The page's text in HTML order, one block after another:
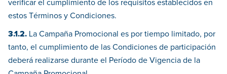
verificar el cumplimiento de los requisitos establecidos en
estos Términos y Condiciones.
3.1.2. La Campaña Promocional es por tiempo limitado, por
tanto, el cumplimiento de las Condiciones de participación
deberá realizarse durante el Período de Vigencia de la